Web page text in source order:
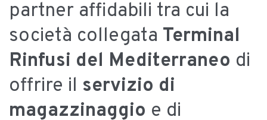
partner affidabili tra cui la
società collegata Terminal
Rinfusi del Mediterraneo di
offrire il servizio di
magazzinaggio e di